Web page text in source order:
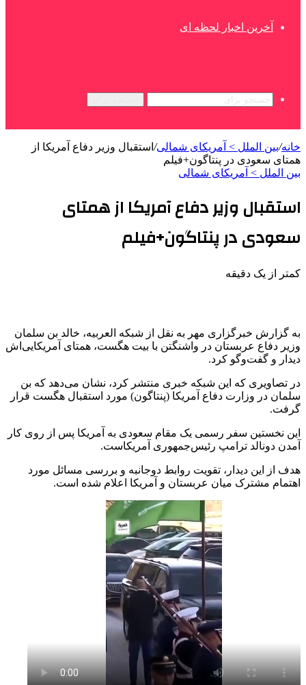
آخرین اخبار لحظه ای
خانه/بین الملل > آمریکای شمالی/ استقبال وزیر دفاع آمریکا از
همتای سعودی در پنتاگون+فیلم
بین الملل > آمریکای شمالی
استقبال وزیر دفاع آمریکا از همتای
سعودی در پنتاگون+فیلم
کمتر از یک دقیقه
به گزارش خبرگزاری مهر به نقل از شبکه العربیه، خالد بن سلمان
وزیر دفاع عربستان در واشنگتن با بیت هگست، همتای آمریکایی‌اش
دیدار و گفت‌وگو کرد.
در تصاویری که این شبکه خبری منتشر کرد، نشان می‌دهد که بن
سلمان در وزارت دفاع آمریکا (پنتاگون) مورد استقبال هگست قرار
گرفت.
این نخستین سفر رسمی یک مقام سعودی به آمریکا پس از روی کار
آمدن دونالد ترامپ رئیس‌جمهوری آمریکاست.
هدف از این دیدار، تقویت روابط دوجانبه و بررسی مسائل مورد
اهتمام مشترک میان عربستان و آمریکا اعلام شده است.